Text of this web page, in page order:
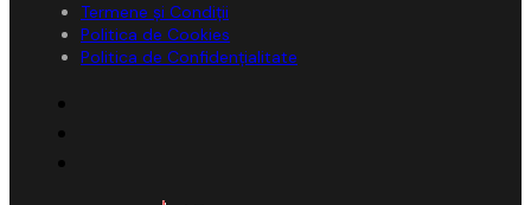
Termene și Condiții
Politica de Cookies
Politica de Confidențialitate